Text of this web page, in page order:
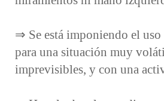
⇒ Se está imponiendo el
para una situación muy
imprevisibles, y con una